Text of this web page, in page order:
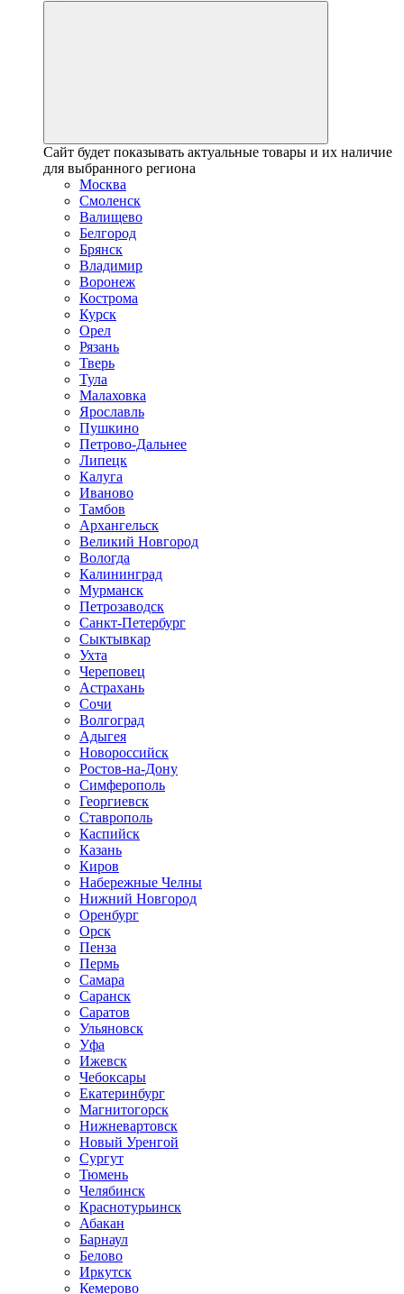
Сайт будет показывать актуальные товары и их наличие
для выбранного региона
Москва
Смоленск
Валищево
Белгород
Брянск
Владимир
Воронеж
Кострома
Курск
Орел
Рязань
Тверь
Тула
Малаховка
Ярославль
Пушкино
Петрово-Дальнее
Липецк
Калуга
Иваново
Тамбов
Архангельск
Великий Новгород
Вологда
Калининград
Мурманск
Петрозаводск
Санкт-Петербург
Сыктывкар
Ухта
Череповец
Астрахань
Сочи
Волгоград
Адыгея
Новороссийск
Ростов-на-Дону
Симферополь
Георгиевск
Ставрополь
Каспийск
Казань
Киров
Набережные Челны
Нижний Новгород
Оренбург
Орск
Пенза
Пермь
Самара
Саранск
Саратов
Ульяновск
Уфа
Ижевск
Чебоксары
Екатеринбург
Магнитогорск
Нижневартовск
Новый Уренгой
Сургут
Тюмень
Челябинск
Краснотурьинск
Абакан
Барнаул
Белово
Иркутск
Кемерово